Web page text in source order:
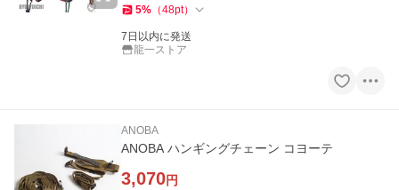
5% （48pt）
7日以内に発送
龍一ストア
ANOBA
ANOBA ハンギングチェーン コヨーテ
3,070円